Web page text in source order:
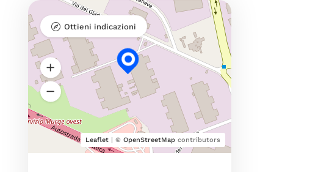
Leaflet| © OpenStreetMapcontributors
Ottieni indicazioni